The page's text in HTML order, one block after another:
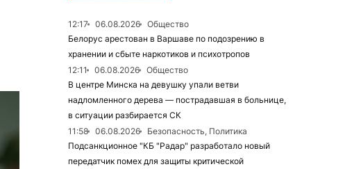
12:17 06.08.2026
Общество
Белорус арестован в Варшаве по подозрению в
хранении и сбыте наркотиков и психотропов
12:11
06.08.2026
Общество
В центре Минска на девушку упали ветви
надломленного дерева — пострадавшая в больнице,
в ситуации разбирается СК
11:58
06.08.2026
Безопасность, Политика
Подсанкционное "КБ "Радар" разработало новый
передатчик помех для защиты критической